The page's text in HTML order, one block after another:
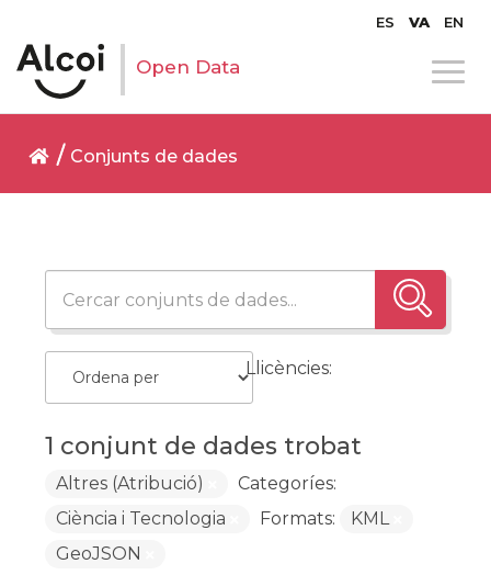
ES VA EN
Open Data
Conjunts de dades
1 conjunt de dades trobat
Llicències:
Altres (Atribució)
Categoríes:
Ciència i Tecnologia
Formats:
KML
GeoJSON